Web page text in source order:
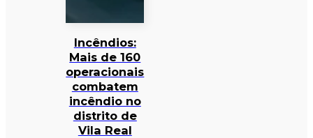
Incêndios:
Mais de 160
operacionais
combatem
incêndio no
distrito de
Vila Real